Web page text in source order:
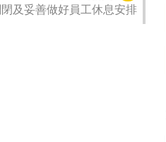
及妥善做好員工休息安排